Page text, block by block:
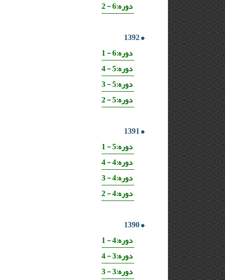
دوره:6 - 2
1392
دوره:6 - 1
دوره:5 - 4
دوره:5 - 3
دوره:5 - 2
1391
دوره:5 - 1
دوره:4 - 4
دوره:4 - 3
دوره:4 - 2
1390
دوره:4 - 1
دوره:3 - 4
دوره:3 - 3